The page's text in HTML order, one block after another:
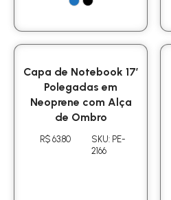
Capa de Notebook 17′
Polegadas em
Neoprene com Alça
de Ombro
R$ 63.80
SKU: PE-
2166